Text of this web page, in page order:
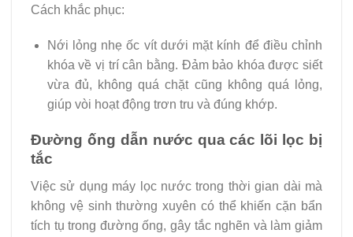
Cách khắc phục:
Nới lỏng nhẹ ốc vít dưới mặt kính để điều chỉnh
khóa về vị trí cân bằng. Đảm bảo khóa được siết
vừa đủ, không quá chặt cũng không quá lỏng,
giúp vòi hoạt động trơn tru và đúng khớp.
Đường ống dẫn nước qua các lõi lọc bị
tắc
Việc sử dụng máy lọc nước trong thời gian dài mà
không vệ sinh thường xuyên có thể khiến cặn bẩn
tích tụ trong đường ống, gây tắc nghẽn và làm giảm